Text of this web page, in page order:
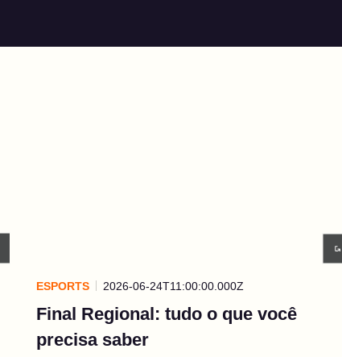
ESPORTS 2026-06-24T11:00:00.000Z
Final Regional: tudo o que você
precisa saber